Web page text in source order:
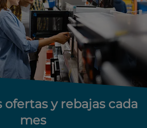
ofertas y rebajas cada
mes